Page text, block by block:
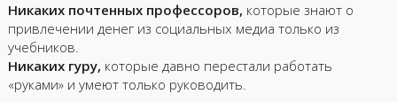
Никаких почтенных профессоров, которые знают о
привлечении денег из социальных медиа только из
учебников.
Никаких гуру, которые давно перестали работать
«руками» и умеют только руководить.